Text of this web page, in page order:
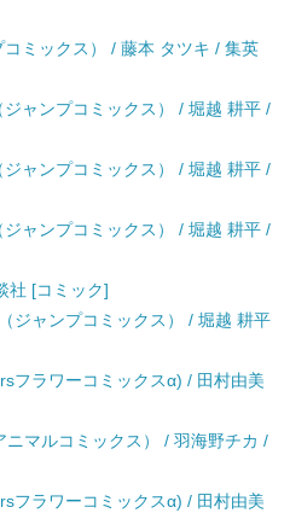
ミックス） / 藤本 タツキ / 集英
ャンプコミックス） / 堀越 耕平 /
ャンプコミックス） / 堀越 耕平 /
ャンプコミックス） / 堀越 耕平 /
社 [コミック]
ジャンプコミックス） / 堀越 耕平
フラワーコミックスα) / 田村由美
マルコミックス） / 羽海野チカ /
フラワーコミックスα) / 田村由美